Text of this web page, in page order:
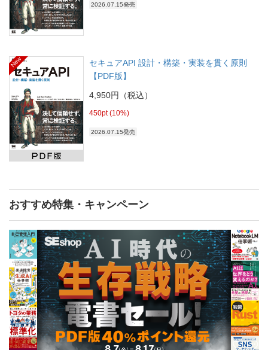
2026.07.15発売
New
セキュアAPI 設計・構築・実装を貫く原則
【PDF版】
4,950円（税込）
450pt (10%)
2026.07.15発売
おすすめ特集・キャンペーン